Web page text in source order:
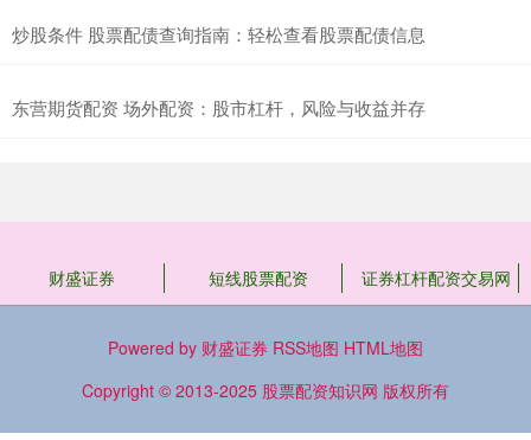
炒股条件 股票配债查询指南：轻松查看股票配债信息
东营期货配资 场外配资：股市杠杆，风险与收益并存
财盛证券 短线股票配资 证券杠杆配资交易网
Powered by 财盛证券 RSS地图 HTML地图
Copyright © 2013-2025 股票配资知识网 版权所有